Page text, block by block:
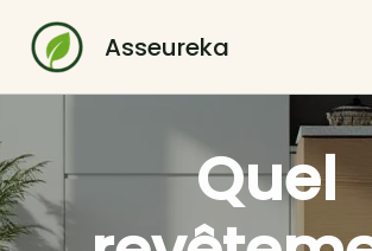
contenu
Asseureka
Quel